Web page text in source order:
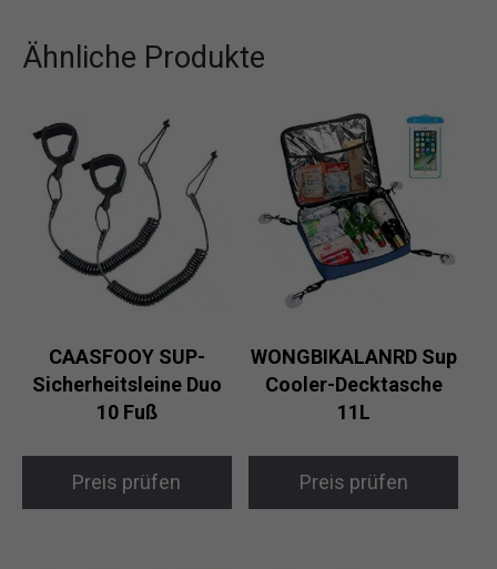
Ähnliche Produkte
CAASFOOY SUP-
Sicherheitsleine Duo
10 Fuß
Preis prüfen
WONGBIKALANRD Sup
Cooler-Decktasche
11L
Preis prüfen